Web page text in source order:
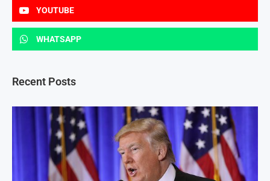
YOUTUBE
WHATSAPP
Recent Posts